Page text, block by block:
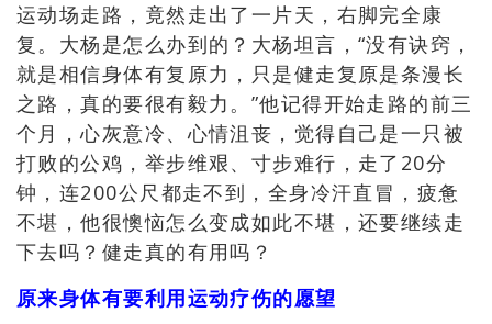
运动场走路，竟然走出了一片天，右脚完全康
复。大杨是怎么办到的？大杨坦言，“没有诀窍，
就是相信身体有复原力，只是健走复原是条漫长
之路，真的要很有毅力。”他记得开始走路的前三
个月，心灰意冷、心情沮丧，觉得自己是一只被
打败的公鸡，举步维艰、寸步难行，走了20分
钟，连200公尺都走不到，全身冷汗直冒，疲惫
不堪，他很懊恼怎么变成如此不堪，还要继续走
下去吗？健走真的有用吗？
原来身体有要利用运动疗伤的愿望